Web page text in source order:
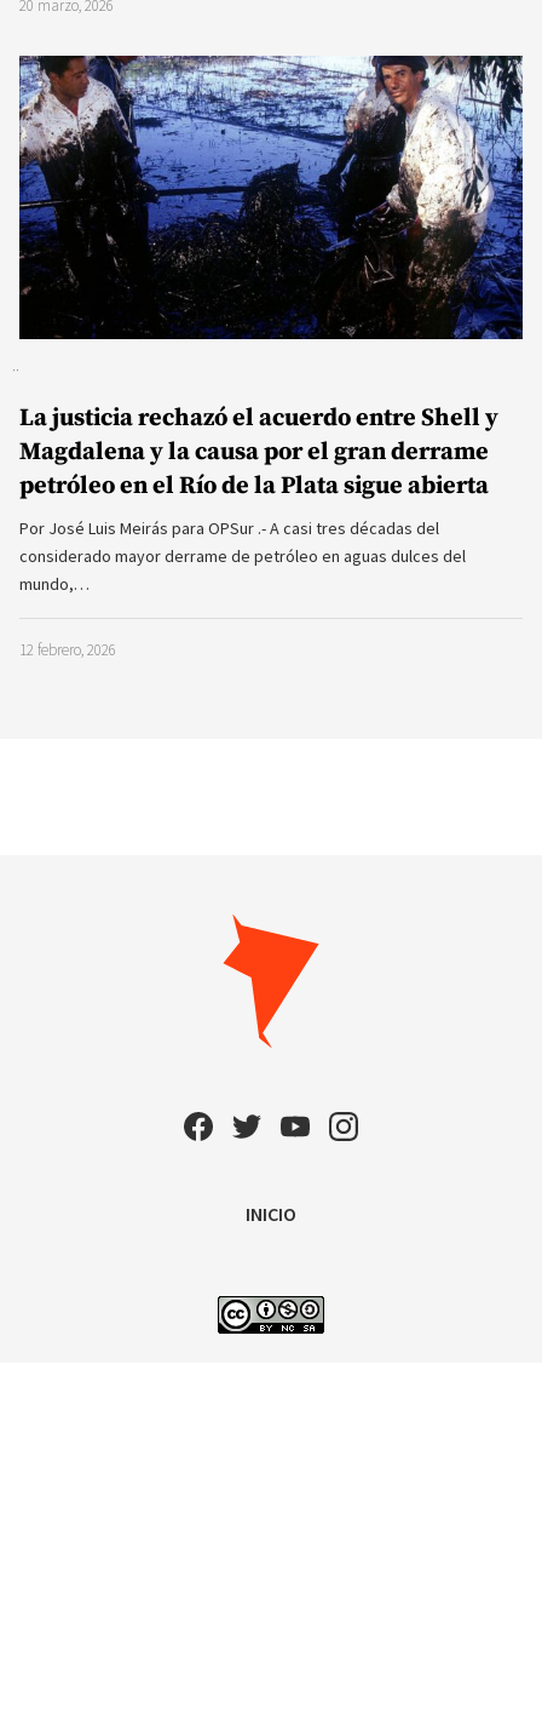
20 marzo, 2026
La justicia rechazó el acuerdo entre Shell y
Magdalena y la causa por el gran derrame
petróleo en el Río de la Plata sigue abierta
Por José Luis Meirás para OPSur .- A casi tres décadas del
considerado mayor derrame de petróleo en aguas dulces del
mundo,…
12 febrero, 2026
INICIO